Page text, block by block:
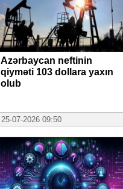
Azərbaycan neftinin
qiyməti 103 dollara yaxın
olub
25-07-2026 09:50